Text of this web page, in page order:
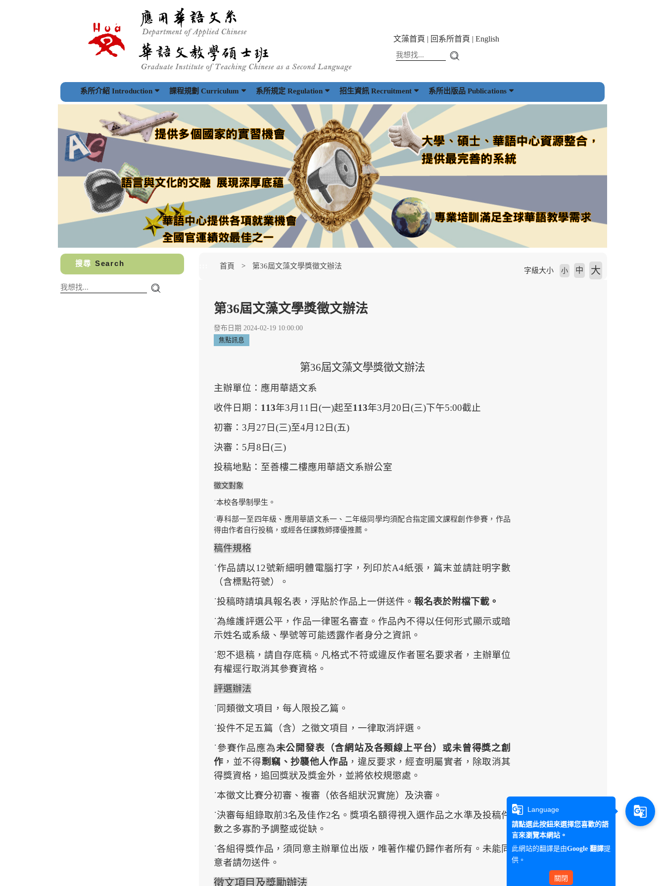
文藻首頁 回系所首頁 English
系所介紹 Introduction 課程規劃 Curriculum 系所規定 Regulation 招生資訊 Recruitment 系所出版品 Publications
搜尋 Search 首頁 第36屆文藻文學獎徵文辦法
字級大小 小 中 大
第36屆文藻文學獎徵文辦法
發布日期 2024-02-19 10:00:00
焦點訊息
第36屆文藻文學獎徵文辦法
主辦單位：應用華語文系
收件日期： 113年3月11日(一)起至113年3月20日(三)下午5:00截止
初審：3月27日(三)至4月12日(五)
決審：5月8日(三)
投稿地點：至善樓二樓應用華語文系辦公室
徵文對象
˙本校各學制學生。
˙專科部一至四年級、應用華語文系一、二年級同學均須配合指定國文課程創作參賽，作品
得由作者自行投稿，或經各任課教師擇優推薦。
稿件規格
˙作品請以12號新細明體電腦打字，列印於A4紙張 ，篇末並請註明字數
（含標點符號）。
˙投稿時請填具報名表， 浮貼於作品上一併送件。 報名表於附檔下載。
˙為維護評選公平，作品一律匿名審查。作品內不得以任何形式顯示或暗
示姓名或系級、學號等可能透露作者身分之資訊。
˙恕不退稿，請自存底稿。凡格式不符或違反作者匿名要求者，主辦單位
有權逕行取消其參賽資格。
評選辦法
˙同類徵文項目，每人限投乙篇。
˙投件不足五篇（含）之徵文項目，一律取消評選。
˙參賽作品應為未公開發表（含網站及各類線上平台）或未曾得獎之創
作 ，並不得剽竊、抄襲他人作品 ，違反要求，經查明屬實者，除取消其
得獎資格，追回獎狀及獎金外，並將依校規懲處。
˙本徵文比賽分初審、複審（依各組狀況實施）及決審。
˙決審每組錄取前3名及佳作2名。獎項名額得視入選作品之水準及投稿件
數之多寡酌予調整或從缺。
˙各組得獎作品，須同意主辦單位出版，唯著作權仍歸作者所有。未能同
意者請勿送件。
徵文項目及獎勵辦法
g_translate Language
請點選此按鈕來選擇您喜歡的語
言來瀏覽本網站。
此網站的翻譯是由Google 翻譯提
供。
關閉
g_translate